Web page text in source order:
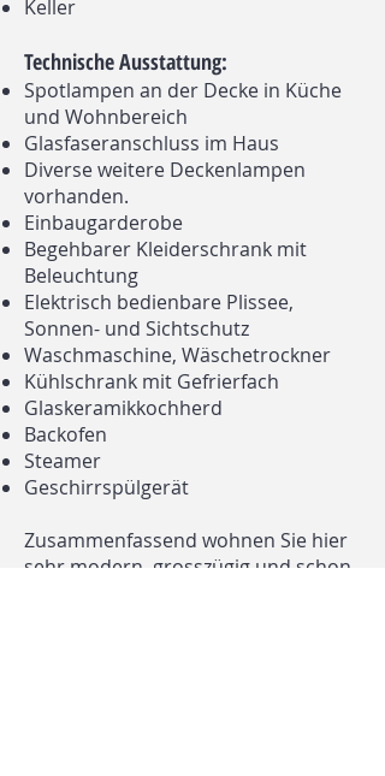
Keller
Technische Ausstattung:
Spotlampen an der Decke in Küche
und Wohnbereich
Glasfaseranschluss im Haus
Diverse weitere Deckenlampen
vorhanden.
Einbaugarderobe
Begehbarer Kleiderschrank mit
Beleuchtung
Elektrisch bedienbare Plissee,
Sonnen- und Sichtschutz
Waschmaschine, Wäschetrockner
Kühlschrank mit Gefrierfach
Glaskeramikkochherd
Backofen
Steamer
Geschirrspülgerät
Zusammenfassend wohnen Sie hier
sehr modern, grosszügig und schon